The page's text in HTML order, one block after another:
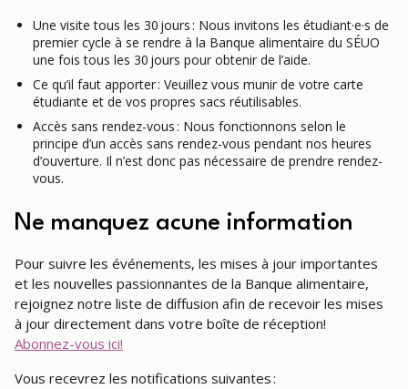
Une visite tous les 30 jours : Nous invitons les étudiant·e·s de
premier cycle à se rendre à la Banque alimentaire du SÉUO
une fois tous les 30 jours pour obtenir de l’aide.
Ce qu’il faut apporter : Veuillez vous munir de votre carte
étudiante et de vos propres sacs réutilisables.
Accès sans rendez-vous : Nous fonctionnons selon le
principe d’un accès sans rendez-vous pendant nos heures
d’ouverture. Il n’est donc pas nécessaire de prendre rendez-
vous.
Ne manquez acune information
Pour suivre les événements, les mises à jour importantes
et les nouvelles passionnantes de la Banque alimentaire,
rejoignez notre liste de diffusion afin de recevoir les mises
à jour directement dans votre boîte de réception!
Abonnez-vous ici!
Vous recevrez les notifications suivantes :